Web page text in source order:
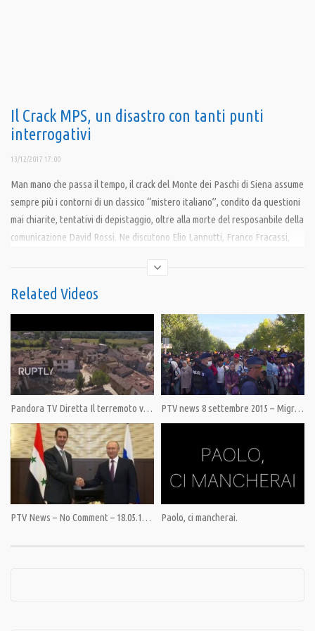
Il Crack MPS, un disastro con tanti punti
interrogativi
13/12/2017 17:00
Man mano che passa il tempo, il crack del Monte dei Paschi di Siena assume
sempre più i contorni di un classico “mistero italiano”, condito da questioni
mai chiarite, tentativi di depistaggio, oltre alla morte del resposanbile della
comunicazione David Rossi. Ne discutono Elio Lannutti, Franco Fracassi,
Related Videos
Pandora TV Diretta Il terremoto visto dal drone PTV news 8 settembre 2015 – Migranti: il pianto ipocrita dell’UE
PTV News – No Comment – 18.05.18 – Putin e Assad insieme per ricostruire la Siria Paolo, ci mancherai.